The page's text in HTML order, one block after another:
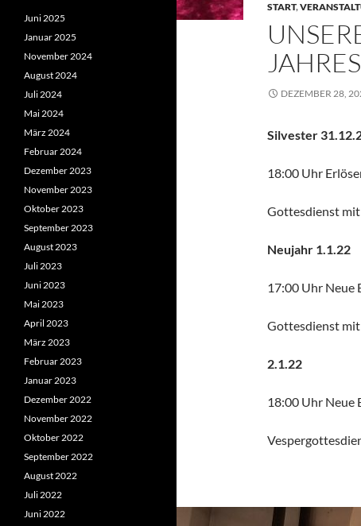
START,
DEZEMBER 28,
Silvester
18:00 Uhr
Gottesdienst mit
Neujahr 1.1.22
17:00 Uhr Neue
Gottesdienst mit
2.1.22
18:00 Uhr Neue
Juni 2025
Januar 2025
November 2024
August 2024
Juli 2024
Mai 2024
März 2024
Februar 2024
Dezember 2023
November 2023
Oktober 2023
September 2023
August 2023
Juli 2023
Juni 2023
Mai 2023
April 2023
März 2023
Februar 2023
Januar 2023
Dezember 2022
November 2022
Oktober 2022
September 2022
August 2022
Juli 2022
Juni 2022